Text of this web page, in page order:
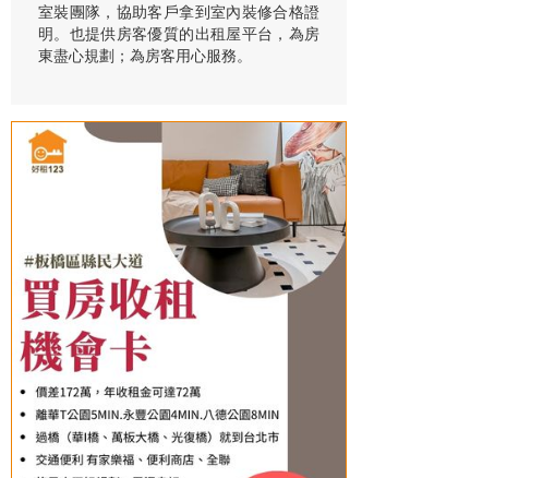
室裝團隊，協助客戶拿到室內裝修合格證
明。也提供房客優質的出租屋平台，為房
東盡心規劃；為房客用心服務。